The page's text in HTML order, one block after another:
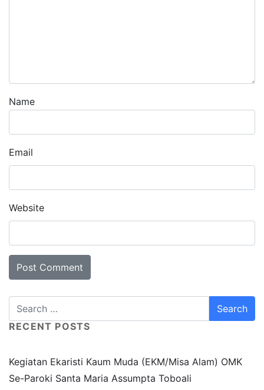
Name
Email
Website
RECENT POSTS
Kegiatan Ekaristi Kaum Muda (EKM/Misa Alam) OMK
Se-Paroki Santa Maria Assumpta Toboali